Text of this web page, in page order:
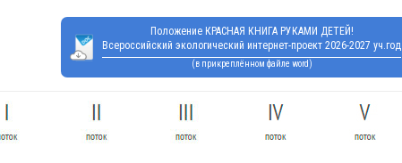
Положение КРАСНАЯ КНИГА РУКАМИ ДЕТЕЙ!
Всероссийский экологический интернет-проект 2026-2027 уч.год
(в прикреплённом файле word)